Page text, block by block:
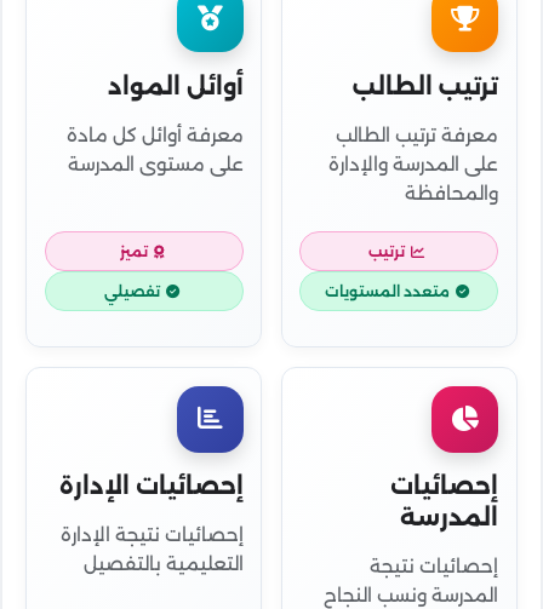
ترتيب الطالب
معرفة ترتيب الطالب
على المدرسة والإدارة
والمحافظة
ترتيب
متعدد المستويات
أوائل المواد
معرفة أوائل كل مادة
على مستوى المدرسة
تميز
تفصيلي
إحصائيات
المدرسة
إحصائيات نتيجة
المدرسة ونسب النجاح
إحصائيات الإدارة
إحصائيات نتيجة الإدارة
التعليمية بالتفصيل